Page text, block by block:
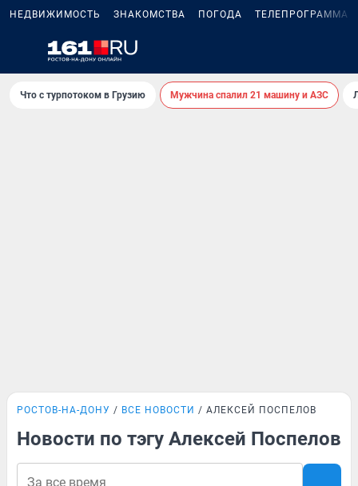
НЕДВИЖИМОСТЬ ЗНАКОМСТВА ПОГОДА ТЕЛЕПРОГРАММА
Что с турпотоком в Грузию Мужчина спалил 21 машину и АЗС
РОСТОВ-НА-ДОНУ ВСЕ НОВОСТИ АЛЕКСЕЙ ПОСПЕЛОВ
Новости по тэгу Алексей Поспелов